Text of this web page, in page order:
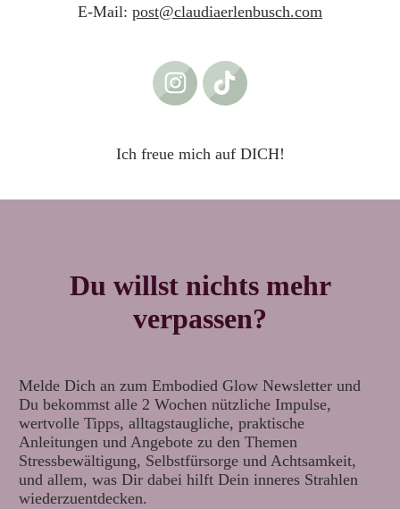
E-Mail: post@claudiaerlenbusch.com
Ich freue mich auf DICH!
Du willst nichts mehr
verpassen?
Melde Dich an zum Embodied Glow Newsletter und
Du bekommst alle 2 Wochen nützliche Impulse,
wertvolle Tipps, alltagstaugliche, praktische
Anleitungen und Angebote zu den Themen
Stressbewältigung, Selbstfürsorge und Achtsamkeit,
und allem, was Dir dabei hilft Dein inneres Strahlen
wiederzuentdecken.